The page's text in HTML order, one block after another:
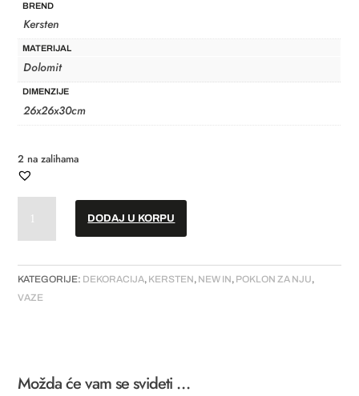
BREND
Kersten
MATERIJAL
Dolomit
DIMENZIJE
26x26x30cm
2 na zalihama
"Strawberry"
DODAJ U KORPU
KATEGORIJE: DEKORACIJA, KERSTEN, NEW IN, POKLON ZA NJU,
VAZE
Možda će vam se svideti …